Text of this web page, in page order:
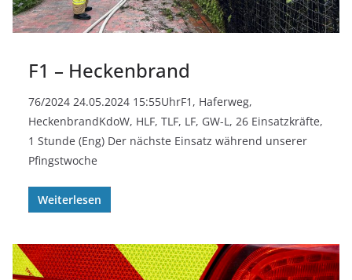
F1 – Heckenbrand
76/2024 24.05.2024 15:55UhrF1, Haferweg,
HeckenbrandKdoW, HLF, TLF, LF, GW-L, 26 Einsatzkräfte,
1 Stunde (Eng) Der nächste Einsatz während unserer
Pfingstwoche
Weiterlesen